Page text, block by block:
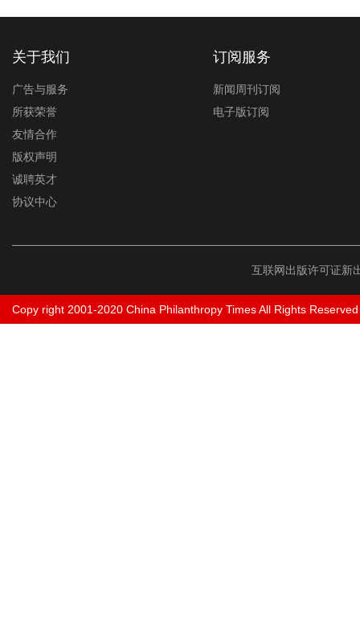
关于我们
广告与服务
所获荣誉
友情合作
版权声明
诚聘英才
协议中心
订阅服务
新闻周刊订阅
电子版订阅
互联网出版许可证新
Copy right 2001-2020 China Philanthropy Times All Rights Reserved